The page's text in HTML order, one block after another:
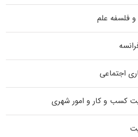
و فلسفه علم
اجتماعی
کسب و کار و امور شهری